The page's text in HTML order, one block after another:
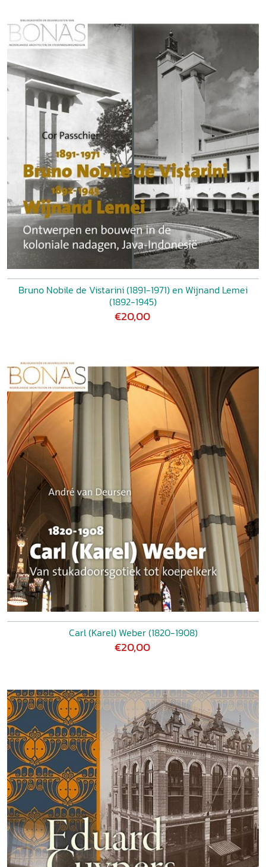
Bruno Nobile de Vistarini (1891-1971) en Wijnand Lemei
(1892-1945)
€20,00
Carl (Karel) Weber (1820-1908)
€20,00